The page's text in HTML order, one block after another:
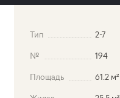
Тип 2-7
№ 194
Площадь 61.2 м²